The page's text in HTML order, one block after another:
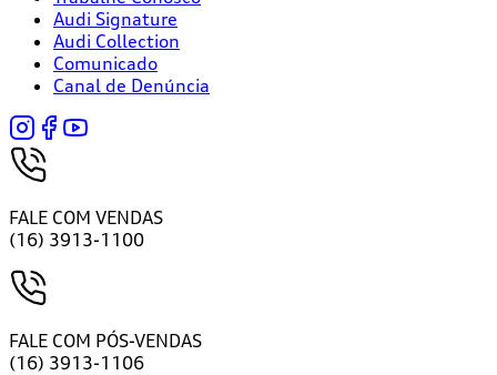
Audi Signature
Audi Collection
Comunicado
Canal de Denúncia
FALE COM VENDAS
(16) 3913-1100
FALE COM PÓS-VENDAS
(16) 3913-1106